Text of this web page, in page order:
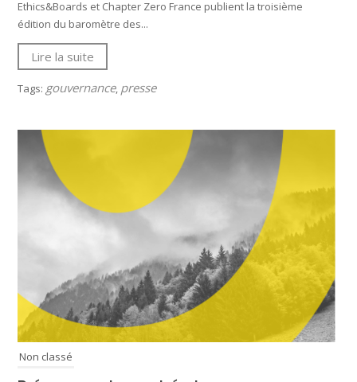
Ethics&Boards et Chapter Zero France publient la troisième
édition du baromètre des...
Lire la suite
Tags: gouvernance, presse
Non classé